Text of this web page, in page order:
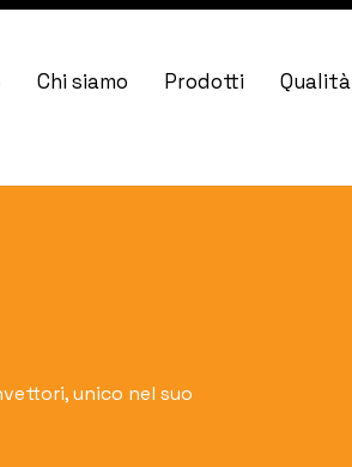
Chi siamo Prodotti Qualità
unico nel suo